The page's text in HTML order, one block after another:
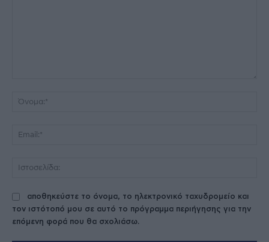
αποθηκεύστε το όνομα, το ηλεκτρονικό ταχυδρομείο και
τον ιστότοπό μου σε αυτό το πρόγραμμα περιήγησης για την
επόμενη φορά που θα σχολιάσω.